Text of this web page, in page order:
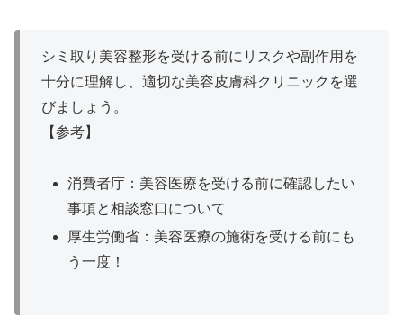
シミ取り美容整形を受ける前にリスクや副作用を
十分に理解し、適切な美容皮膚科クリニックを選
びましょう。
【参考】
消費者庁：美容医療を受ける前に確認したい
事項と相談窓口について
厚生労働省：美容医療の施術を受ける前にも
う一度！